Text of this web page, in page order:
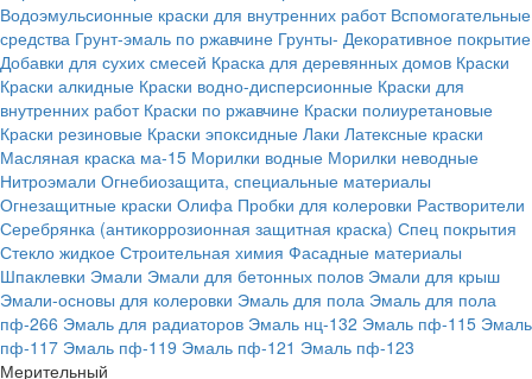
Водоэмульсионные краски для внутренних работ Вспомогательные
средства Грунт-эмаль по ржавчине Грунты- Декоративное покрытие
Добавки для сухих смесей Краска для деревянных домов Краски
Краски алкидные Краски водно-дисперсионные Краски для
внутренних работ Краски по ржавчине Краски полиуретановые
Краски резиновые Краски эпоксидные Лаки Латексные краски
Масляная краска ма-15 Морилки водные Морилки неводные
Нитроэмали Огнебиозащита, специальные материалы
Огнезащитные краски Олифа Пробки для колеровки Растворители
Серебрянка (антикоррозионная защитная краска) Спец покрытия
Стекло жидкое Строительная химия Фасадные материалы
Шпаклевки Эмали Эмали для бетонных полов Эмали для крыш
Эмали-основы для колеровки Эмаль для пола Эмаль для пола
пф-266 Эмаль для радиаторов Эмаль нц-132 Эмаль пф-115 Эмаль
пф-117 Эмаль пф-119 Эмаль пф-121 Эмаль пф-123
Мерительный